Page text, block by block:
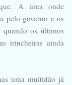
A área onde
pelo governo e os
os últimos
trincheiras ainda
uma multidão já